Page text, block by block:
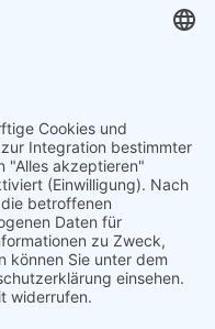
Ihnen bei einem
präzise.